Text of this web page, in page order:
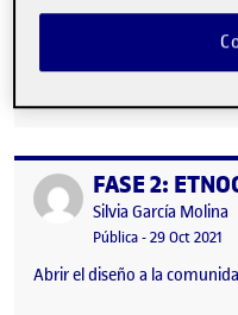
Visibilidad:
Pública-Fecha de
29 Oct 2021-
He escogido la comunidad
diseño a la comunidad …
Publicado porFASE 2:
Publicado por
Silvia García Molina
Visibilidad:
Pública-Fecha de
29 Oct 2021
Abrir el diseño a la